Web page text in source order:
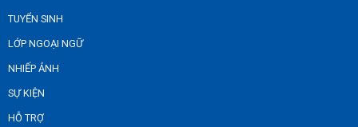
TUYỂN SINH
LỚP NGOẠI NGỮ
NHIẾP ẢNH
SỰ KIỆN
HỖ TRỢ